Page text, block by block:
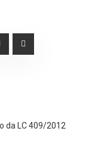
da LC 409/2012